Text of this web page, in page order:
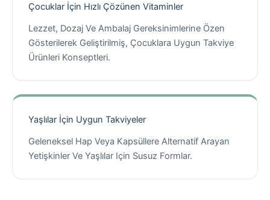
Çocuklar İçin Hızlı Çözünen Vitaminler
Lezzet, Dozaj Ve Ambalaj Gereksinimlerine Özen
Gösterilerek Geliştirilmiş, Çocuklara Uygun Takviye
Ürünleri Konseptleri.
Yaşlılar İçin Uygun Takviyeler
Geleneksel Hap Veya Kapsüllere Alternatif Arayan
Yetişkinler Ve Yaşlılar Için Susuz Formlar.